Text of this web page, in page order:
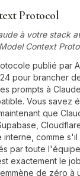
Protocol
à votre stack
Context
publié par
pour brancher
prompts à
Vous savez
que
interne, comme
par toute
exactement le
de zéro à